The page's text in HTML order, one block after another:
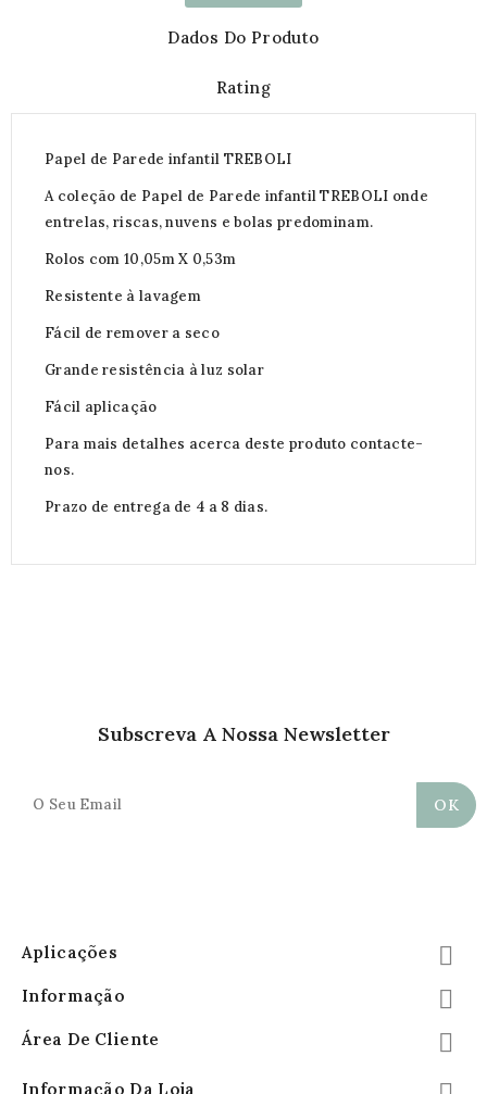
Dados Do Produto
Rating
Papel de Parede infantil TREBOLI
A coleção de Papel de Parede infantil TREBOLI onde
entrelas, riscas, nuvens e bolas predominam.
Rolos com 10,05m X 0,53m
Resistente à lavagem
Fácil de remover a seco
Grande resistência à luz solar
Fácil aplicação
Para mais detalhes acerca deste produto contacte-
nos.
Prazo de entrega de 4 a 8 dias.
Subscreva A Nossa Newsletter
Aplicações 
Informação 
Área De Cliente 
Informação Da Loja